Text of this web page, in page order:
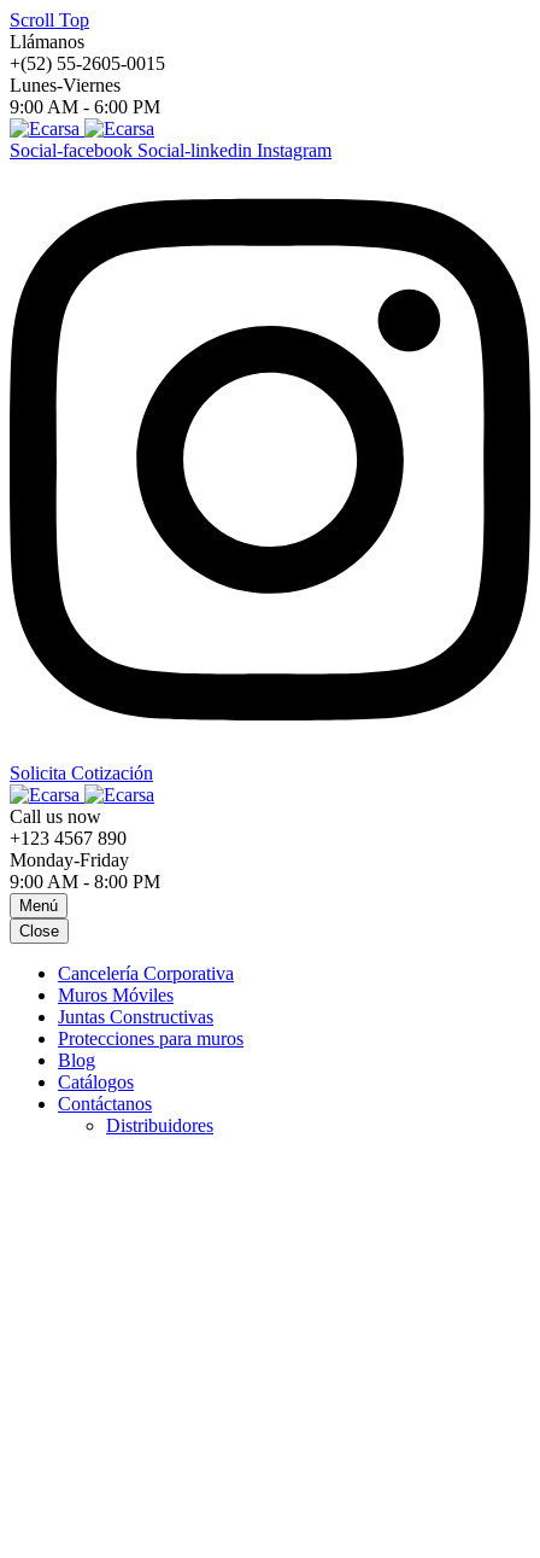
Scroll Top
Llámanos
+(52) 55-2605-0015
Lunes-Viernes
9:00 AM - 6:00 PM
Social-facebook Social-linkedin Instagram
Solicita Cotización
Call us now
+123 4567 890
Monday-Friday
9:00 AM - 8:00 PM
Menú
Close
Cancelería Corporativa
Muros Móviles
Juntas Constructivas
Protecciones para muros
Blog
Catálogos
Contáctanos
Distribuidores